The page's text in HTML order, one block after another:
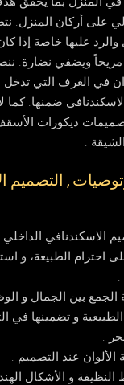
على أركان المنزل.
عليها خاصة إذا
ويضفي نضارة.
دمج 3 ألوان في الغرف التي
ضمنها. كما
ديكورات الأسقف
.
, التصميم
الاسكندنافي
احترام الطبيعة، و
.
الجمع بين الجمال و
الطبيعية و تضمينها
.
الألوان عند التصميم .
النظيفة و الأشكال